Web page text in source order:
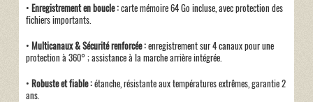
• Enregistrement en boucle :carte mémoire 64 Go incluse, avec protection des
fichiers importants.
• Multicanaux & Sécurité renforcée :enregistrement sur 4 canaux pour une
protection à 360° ; assistance à la marche arrière intégrée.
• Robuste et fiable :étanche, résistante aux températures extrêmes, garantie 2
ans.